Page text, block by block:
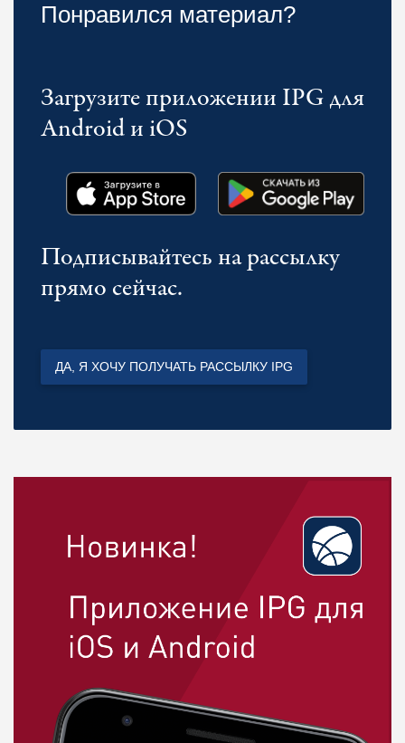
Понравился материал?
Загрузите приложении IPG для
Android и iOS
Подписывайтесь на рассылку
прямо сейчас.
ДА, Я ХОЧУ ПОЛУЧАТЬ РАССЫЛКУ IPG